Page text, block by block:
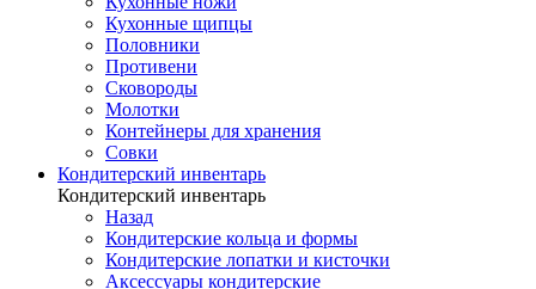
Кухонные щипцы
Половники
Противени
Сковороды
Молотки
Контейнеры для хранения
Совки
Кондитерский инвентарь
Кондитерский инвентарь
Назад
Кондитерские кольца и формы
Кондитерские лопатки и кисточки
Аксессуары кондитерские